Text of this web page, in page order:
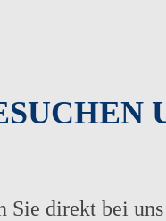
Sie direkt bei